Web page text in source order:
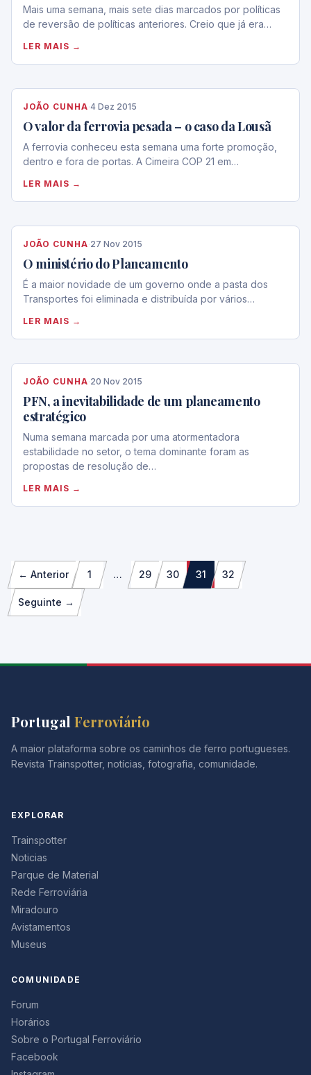
Mais uma semana, mais sete dias marcados por políticas
de reversão de políticas anteriores. Creio que já era…
LER MAIS →
JOÃO CUNHA·4 Dez 2015
O valor da ferrovia pesada – o caso da Lousã
A ferrovia conheceu esta semana uma forte promoção,
dentro e fora de portas. A Cimeira COP 21 em…
LER MAIS →
JOÃO CUNHA·27 Nov 2015
O ministério do Planeamento
É a maior novidade de um governo onde a pasta dos
Transportes foi eliminada e distribuída por vários…
LER MAIS →
JOÃO CUNHA·20 Nov 2015
PFN, a inevitabilidade de um planeamento
estratégico
Numa semana marcada por uma atormentadora
estabilidade no setor, o tema dominante foram as
propostas de resolução de…
LER MAIS →
Paginação
dos
conteúdos
← Anterior 1 … 29 30 31 32
Seguinte →
Portugal Ferroviário
A maior plataforma sobre os caminhos de ferro portugueses.
Revista Trainspotter, notícias, fotografia, comunidade.
EXPLORAR
Trainspotter
Noticias
Parque de Material
Rede Ferroviária
Miradouro
Avistamentos
Museus
COMUNIDADE
Forum
Horários
Sobre o Portugal Ferroviário
Facebook